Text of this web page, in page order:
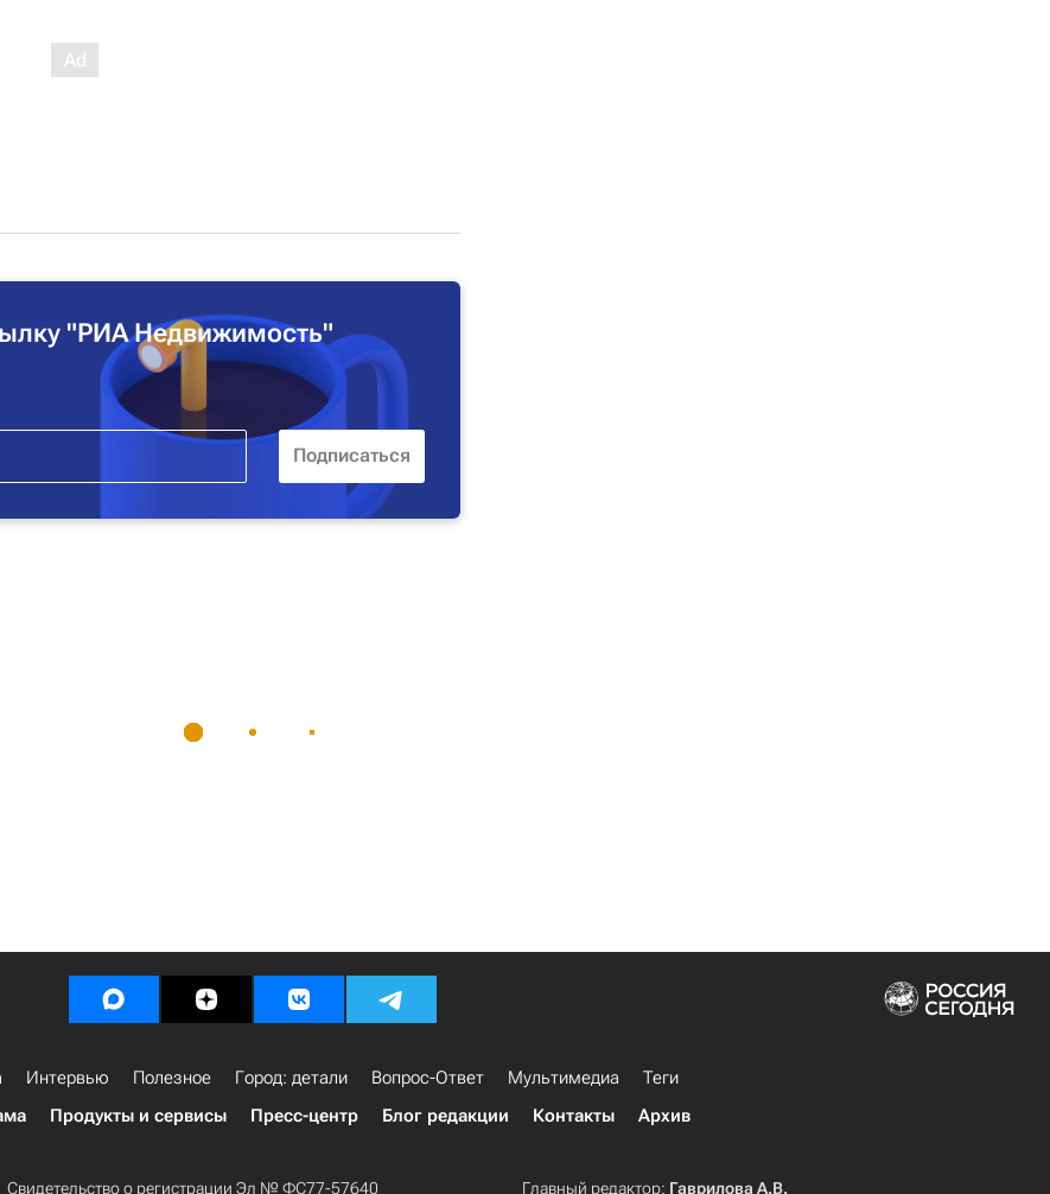
"РИА Недвижимость"
Интервью Полезное Город: детали Вопрос-Ответ Мультимедиа
Теги
Продукты и сервисы Пресс-центр Блог редакции Контакты Архив
Свидетельство о регистрации Эл № ФС77-57640 Главный редактор: Гаврилова А.В.